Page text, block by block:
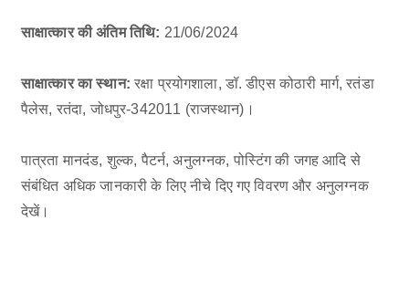
साक्षात्कार की अंतिम तिथि: 21/06/2024
साक्षात्कार का स्थान:रक्षा प्रयोगशाला, डॉ. डीएस कोठारी मार्ग, रतंडा
पैलेस, रतंदा, जोधपुर-342011 (राजस्थान)।
पात्रता मानदंड, शुल्क, पैटर्न, अनुलग्नक, पोस्टिंग की जगह आदि से
संबंधित अधिक जानकारी के लिए नीचे दिए गए विवरण और अनुलग्नक
देखें।